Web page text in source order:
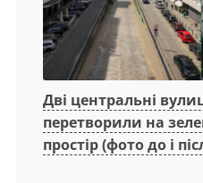
Дві центральні
перетворили на
простір (фото до і